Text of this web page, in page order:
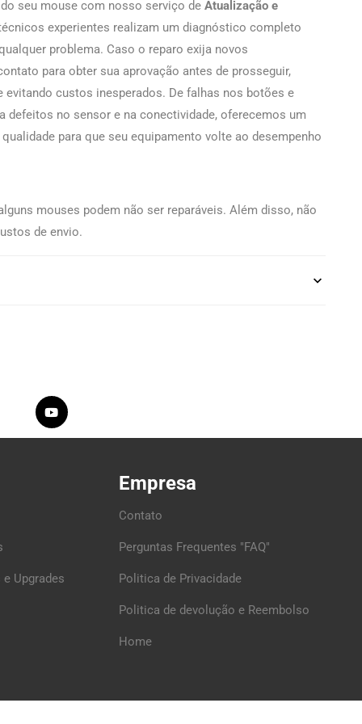
seu mouse com nosso serviço de Atualização e
experientes realizam um diagnóstico completo
problema. Caso o reparo exija novos
para obter sua aprovação antes de prosseguir,
evitando custos inesperados. De falhas nos botões e
defeitos no sensor e na conectividade, oferecemos um
para que seu equipamento volte ao desempenho
mouses podem não ser reparáveis. Além disso, não
de envio.
Upgrades
Empresa
Contato
Perguntas Frequentes "FAQ"
Politica de Privacidade
Politica de devolução e Reembolso
Home